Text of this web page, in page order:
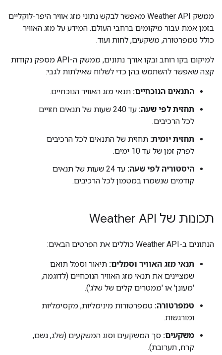
ממשק Weather API מאפשר לבקש נתוני מזג אוויר היפר-לוקליים
בזמן אמת עבור מיקומים ברחבי העולם. המידע על מזג האוויר
כולל טמפרטורה, משקעים, לחות ועוד.
למיקום בקו רוחב ובקו אורך נתונים, ממשק ה-API מספק נקודות
קצה שאפשר להשתמש בהן כדי לשלוח שאילתות לגבי:
התנאים הנוכחיים: תנאי מזג האוויר הנוכחיים.
תחזית לפי שעה:
עד 240 שעות של תנאים חזויים
לכל הרכיבים.
תחזית יומית: תחזית של התנאים לכל הרכיבים
לפרק זמן של עד 10 ימים.
היסטוריה לפי שעה:
עד 24 שעות של תנאים
קודמים שנשמרו במטמון לכל הרכיבים.
תכונות של Weather API
הנתונים ב-Weather API כוללים את הפרטים הבאים:
תנאי מזג האוויר וסמלים: תיאור וסמל תואם
שמציינים את תנאי מזג האוויר הנוכחיים (לדוגמה,
'מעונן' או 'ממטרים קלים של שלג').
טמפרטורה: טמפרטורות מינימליות, מקסימליות
ומורגשות.
משקעים: סך המשקעים וסוג המשקעים (שלג, גשם,
קרח, תערובת).